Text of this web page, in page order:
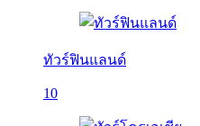
ทัวร์ฟินแลนด์
10